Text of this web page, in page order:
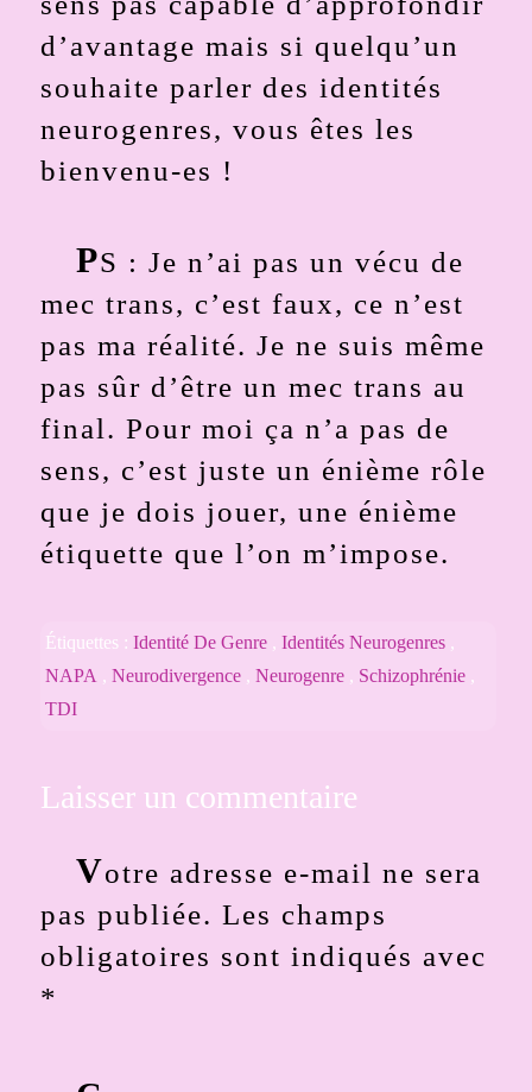
d’avantage mais si quelqu’un
souhaite parler des identités
neurogenres, vous êtes les
bienvenu-es !
PS : Je n’ai pas un vécu de
mec trans, c’est faux, ce n’est
pas ma réalité. Je ne suis même
pas sûr d’être un mec trans au
final. Pour moi ça n’a pas de
sens, c’est juste un énième rôle
que je dois jouer, une énième
étiquette que l’on m’impose.
Étiquettes :Identité De Genre ,Identités Neurogenres ,
NAPA ,Neurodivergence ,Neurogenre , Schizophrénie ,
TDI
Laisser un commentaire
Votre adresse e-mail ne sera
pas publiée. Les champs
obligatoires sont indiqués avec
*